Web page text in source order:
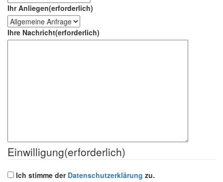
Ihr Anliegen(erforderlich)
Ihre Nachricht(erforderlich)
Einwilligung(erforderlich)
Ich stimme der Datenschutzerklärung zu.